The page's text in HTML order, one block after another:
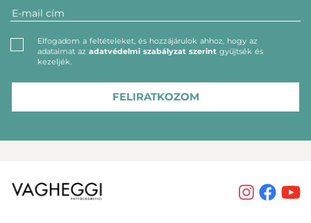
Elfogadom a feltételeket, és hozzájárulok ahhoz, hogy az
adataimat az adatvédelmi szabályzat szerint gyűjtsék és
kezeljék.
FELIRATKOZOM